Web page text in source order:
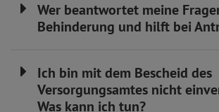
Wer beantwortet meine
Behinderung und hilft bei
Ich bin mit dem Bescheid des
Versorgungsamtes nicht
Was kann ich tun?